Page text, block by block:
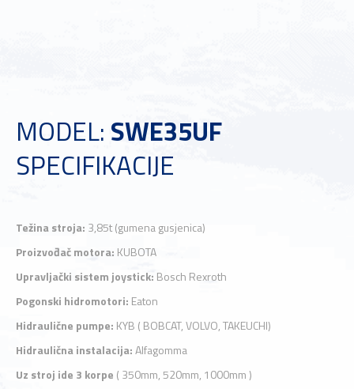
MODEL: SWE35UF
SPECIFIKACIJE
Težina stroja: 3,85t (gumena gusjenica)
Proizvođač motora: KUBOTA
Upravljački sistem joystick: Bosch Rexroth
Pogonski hidromotori: Eaton
Hidraulične pumpe: KYB ( BOBCAT, VOLVO, TAKEUCHI)
Hidraulična instalacija:Alfagomma
Uz stroj ide 3 korpe ( 350mm, 520mm, 1000mm )